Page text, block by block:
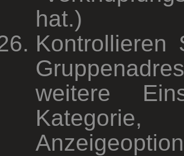
hat.)
Kontrollieren
weitere